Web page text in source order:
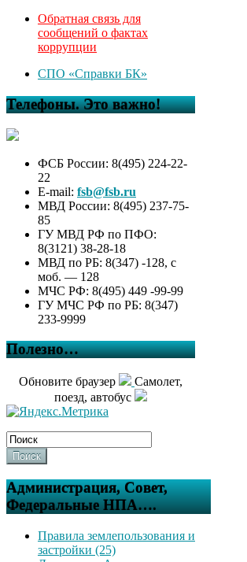
Обратная связь для
сообщений о фактах
коррупции
СПО «Справки БК»
Телефоны. Это важно!
ФСБ России: 8(495) 224-22-
22
E-mail: fsb@fsb.ru
МВД России: 8(495) 237-75-
85
ГУ МВД РФ по ПФО:
8(3121) 38-28-18
МВД по РБ: 8(347) -128, с
моб. — 128
МЧС РФ: 8(495) 449 -99-99
ГУ МЧС РФ по РБ: 8(347)
233-9999
Полезно…
Обновите браузер
Самолет,
поезд, автобус
Поиск
Администрация, Совет,
Федеральные НПА….
Правила землепользования и
застройки (25)